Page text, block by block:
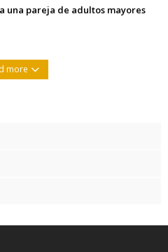
una pareja de adultos mayores
more